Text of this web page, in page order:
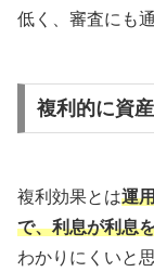
低く、審査にも
複利的に資
複利効果とは運
で、利息が利息
わかりにくいと